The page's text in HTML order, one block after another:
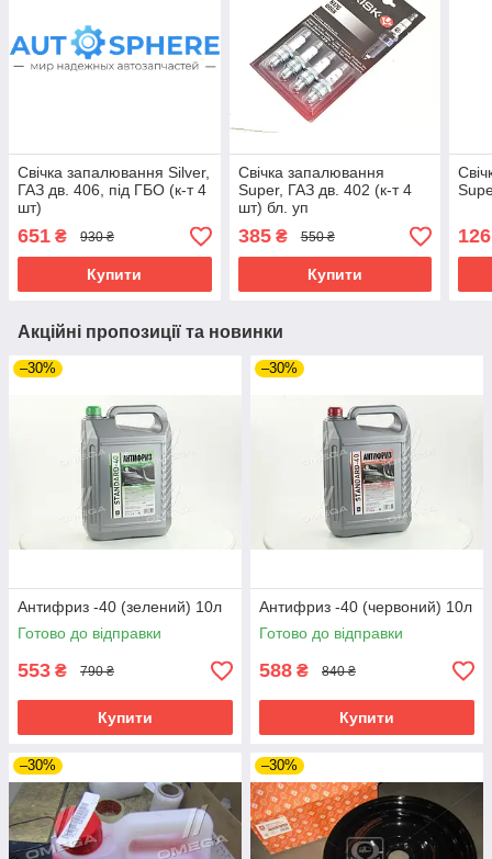
Свічка запалювання Silver,
ГАЗ дв. 406, під ГБО (к-т 4
шт)
651 ₴ 930 ₴
Купити
Свічка запалювання
Super, ГАЗ дв. 402 (к-т 4
шт) бл. уп
385₴ 550 ₴
Купити
126
Акційні пропозиції та новинки
–30%
Антифриз -40 (зелений) 10л
Готово до відправки
553 ₴ 790 ₴
Купити
–30%
Антифриз -40 (червоний) 10л
Готово до відправки
588 ₴ 840 ₴
Купити
–30% –30%